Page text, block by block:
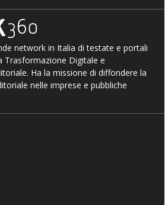
network in Italia di testate e portali
Trasformazione Digitale e
Ha la missione di diffondere la
nelle imprese e pubbliche